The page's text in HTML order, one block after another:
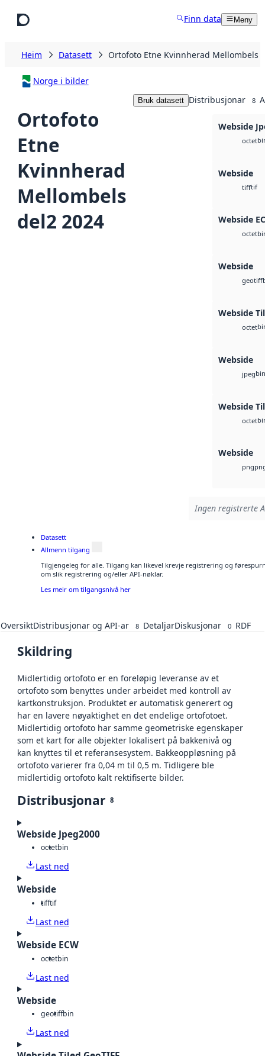
Finn data Meny
Heim Datasett Ortofoto Etne Kvinnherad Mellombels
Norge i bilder
Ortofoto
Etne
Kvinnherad
Mellombels
del2 2024
Bruk datasett Distribusjonar 8
Webside
octet
Webside
tifftif
Webside
octet
Webside
geotiff
Webside
octet
Webside
jpegbin
Webside
octet
Webside
png
Ingen registrerte
Datasett
Allmenn tilgang
Tilgjengeleg for alle. Tilgang kan likevel krevje registrering og
om slik registrering og/eller API-nøklar.
Les meir om tilgangsnivå her
OversiktDistribusjonar og API-ar 8 DetaljarDiskusjonar 0 RDF
Skildring
Midlertidig ortofoto er en foreløpig leveranse av et
ortofoto som benyttes under arbeidet med kontroll av
kartkonstruksjon. Produktet er automatisk generert og
har en lavere nøyaktighet en det endelige ortofotoet.
Midlertidig ortofoto har samme geometriske egenskaper
som et kart for alle objekter lokalisert på bakkenivå og
kan knyttes til et referansesystem. Bakkeoppløsning på
ortofoto varierer fra 0,04 m til 0,5 m. Tidligere ble
midlertidig ortofoto kalt rektifiserte bilder.
Distribusjonar 8
Webside Jpeg2000
octetbin
Last ned
Webside
tifftif
Last ned
Webside ECW
octetbin
Last ned
Webside
geotiffbin
Last ned